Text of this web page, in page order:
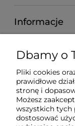
Informacje
O nas
Dbamy o
Pliki cookies
prawidłowe
stronę i
Możesz
wszystkich tych
dostosować